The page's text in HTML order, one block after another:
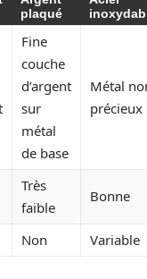
plaqué
Fine
couche
d’argent
sur
métal
de base
Métal
précieux
Très
faible
Bonne
Non Variable